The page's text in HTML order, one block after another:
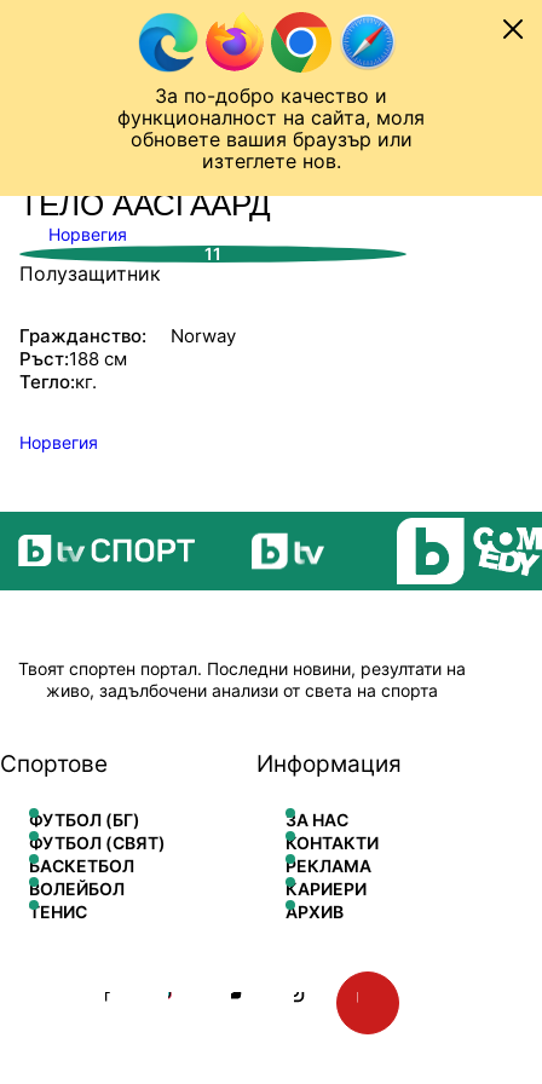
За по-добро качество и
функционалност на сайта, моля
обновете вашия браузър или
изтеглете нов.
Към съдържанието
Лига на Конференциите
СТАТИСТИКИ
ТЕЛО ААСГААРД
Норвегия
11
Полузащитник
Гражданство:
Norway
Ръст:188 см
Тегло:кг.
Норвегия
Твоят спортен портал. Последни новини, резултати на
живо, задълбочени анализи от света на спорта
Спортове
ФУТБОЛ (БГ)
ФУТБОЛ (СВЯТ)
БАСКЕТБОЛ
ВОЛЕЙБОЛ
ТЕНИС
Информация
ЗА НАС
КОНТАКТИ
РЕКЛАМА
КАРИЕРИ
АРХИВ